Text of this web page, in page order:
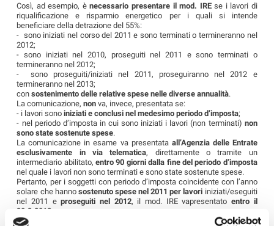
Così, ad esempio, ènecessario presentare il mod. IREse i lavori di
riqualificazione e risparmio energetico per i quali si intende
beneficiare della detrazione del 55%:
- sono iniziati nel corso del 2011 e sono terminati o termineranno nel
2012;
- sono iniziati nel 2010, proseguiti nel 2011 e sono terminati o
termineranno nel 2012;
- sono proseguiti/iniziati nel 2011, proseguiranno nel 2012 e
termineranno nel 2013;
consostenimento delle relative spese nelle diverse annualità.
La comunicazione,nonva, invece, presentata se:
- i lavori sonoiniziati e conclusi nel medesimo periodo d’imposta;
- nel periodo d’imposta in cui sono iniziati i lavori (non terminati) non
sono state sostenute spese.
La comunicazione in esame va presentata all’Agenzia delle Entrate
esclusivamente in via telematica, direttamente o tramite un
intermediario abilitato,entro 90 giorni dalla fine del periodo d’imposta
nel quale i lavori non sono terminati e sono state sostenute spese.
Pertanto, per i soggetti con periodo d’imposta coincidente con l’anno
solare che hanno sostenuto spese nel 2011 per lavori iniziati/eseguiti
nel 2011 eproseguiti nel 2012, il mod. IRE vapresentato entro il
30.3.2012.
La mancata osservanza del predetto termine e l’omesso invio del